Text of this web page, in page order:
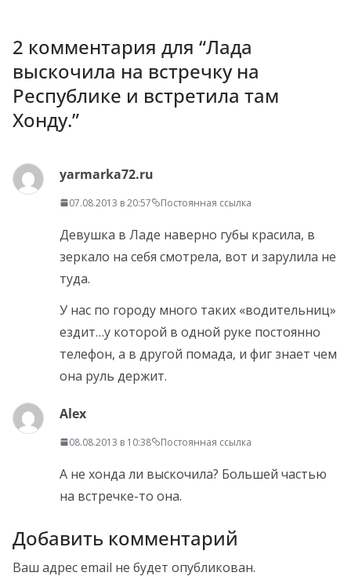
2 комментария для “Лада
выскочила на встречку на
Республике и встретила там
Хонду.”
yarmarka72.ru
07.08.2013 в 20:57 Постоянная ссылка
Девушка в Ладе наверно губы красила, в
зеркало на себя смотрела, вот и зарулила не
туда.
У нас по городу много таких «водительниц»
ездит…у которой в одной руке постоянно
телефон, а в другой помада, и фиг знает чем
она руль держит.
Alex
08.08.2013 в 10:38 Постоянная ссылка
А не хонда ли выскочила? Большей частью
на встречке-то она.
Добавить комментарий
Ваш адрес email не будет опубликован.